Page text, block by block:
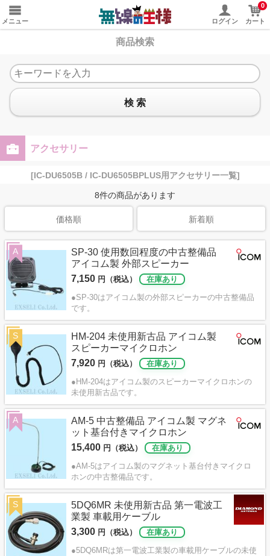
メニュー ログイン
0
カート
商品検索
検 索
アクセサリー
[IC-DU6505B / IC-DU6505BPLUS用アクセサリー一覧]
8件の商品があります
価格順 新着順
SP-30 使用数回程度の中古整備品
アイコム製 外部スピーカー
7,150 円（税込）
在庫あり
●SP-30はアイコム製の外部スピーカーの中古整備品
です。
A
HM-204 未使用新古品 アイコム製
スピーカーマイクロホン
7,920 円（税込）
在庫あり
●HM-204はアイコム製のスピーカーマイクロホンの
未使用新古品です。
S
AM-5 中古整備品 アイコム製 マグネ
ット基台付きマイクロホン
15,400 円（税込）
在庫あり
●AM-5はアイコム製のマグネット基台付きマイクロ
ホンの中古整備品です。
A
5DQ6MR 未使用新古品 第一電波工
業製 車載用ケーブル
3,300 円（税込）
在庫あり
●5DQ6MRは第一電波工業製の車載用ケーブルの未使
S